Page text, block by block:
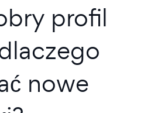
profil
nowe